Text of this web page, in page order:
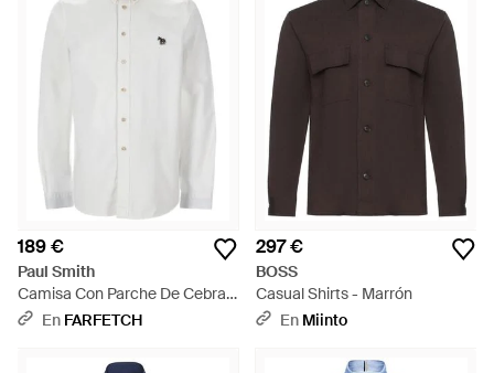
189 €
Paul Smith
Camisa Con Parche De Cebra
Y Botones - Blanco
En FARFETCH
297 €
BOSS
Casual Shirts - Marrón
En Miinto